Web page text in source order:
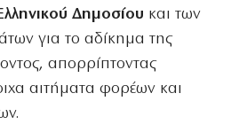
Δημοσίου και των
για το αδίκημα της
απορρίπτοντας
αιτήματα φορέων και